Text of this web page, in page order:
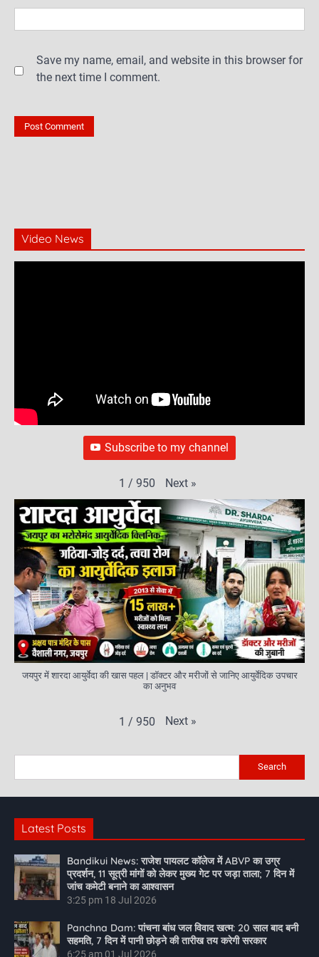
Save my name, email, and website in this browser for
the next time I comment.
Video News
Subscribe to my channel
1 / 950 Next »
जयपुर में शारदा आयुर्वेदा की खास पहल | डॉक्टर और मरीजों से जानिए आयुर्वेदिक उपचार
का अनुभव
1 / 950 Next »
Search
Latest Posts
Bandikui News: राजेश पायलट कॉलेज में ABVP का उग्र
प्रदर्शन, 11 सूत्री मांगों को लेकर मुख्य गेट पर जड़ा ताला; 7 दिन में
जांच कमेटी बनाने का आश्वासन
3:25 pm 18 Jul 2026
Panchna Dam: पांचना बांध जल विवाद खत्म: 20 साल बाद बनी
सहमति, 7 दिन में पानी छोड़ने की तारीख तय करेगी सरकार
6:25 am 01 Jul 2026